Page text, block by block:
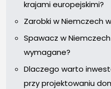
krajami europejskimi?
Zarobki w Niemczech
Spawacz w
wymagane?
Dlaczego warto
przy projektowaniu